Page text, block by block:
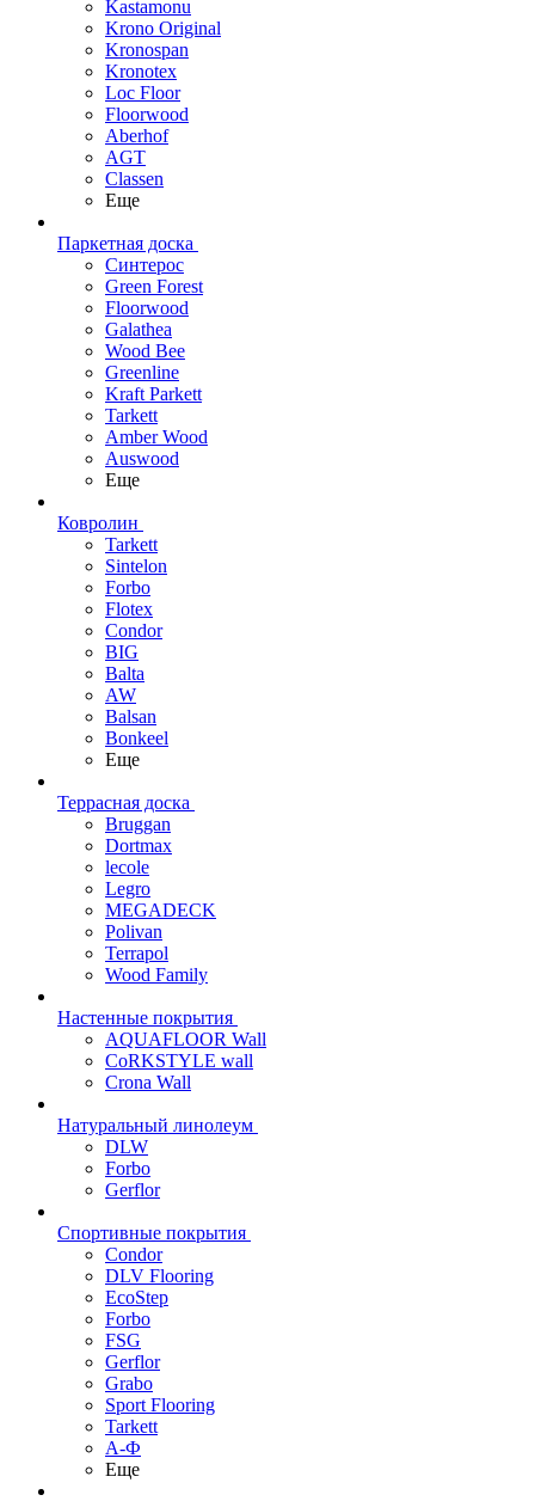
Kastamonu
Krono Original
Kronospan
Kronotex
Loc Floor
Floorwood
Aberhof
AGT
Classen
Еще
Паркетная доска
Синтерос
Green Forest
Floorwood
Galathea
Wood Bee
Greenline
Kraft Parkett
Tarkett
Amber Wood
Auswood
Еще
Ковролин
Tarkett
Sintelon
Forbo
Flotex
Condor
BIG
Balta
AW
Balsan
Bonkeel
Еще
Террасная доска
Bruggan
Dortmax
lecole
Legro
MEGADECK
Polivan
Terrapol
Wood Family
Настенные покрытия
AQUAFLOOR Wall
CoRKSTYLE wall
Crona Wall
Натуральный линолеум
DLW
Forbo
Gerflor
Спортивные покрытия
Condor
DLV Flooring
EcoStep
Forbo
FSG
Gerflor
Grabo
Sport Flooring
Tarkett
А-Ф
Еще